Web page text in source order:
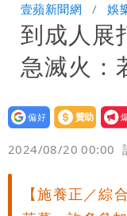
他崩潰
黑面嫁
調轉為感
以色列媒
台北山區
大潮 恐
澎湖13
家！縣府
經紀人
壹蘋新聞網 娛
到成人展
急滅火：
設為
贊助
我
爆
2024/08/20 00:00
【施養正／綜